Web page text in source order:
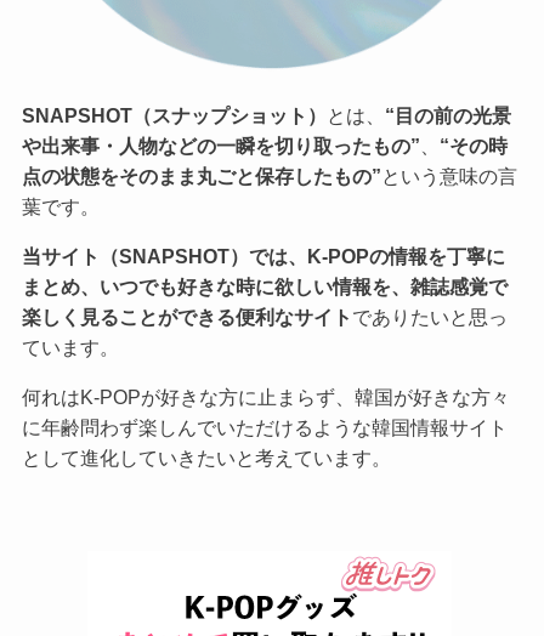
SNAPSHOT（スナップショット） とは、 “目の前の光景
や出来事・人物などの一瞬を切り取ったもの”
“その時
点の状態をそのまま丸ごと保存したもの”という意味の言
葉です。
当サイト（SNAPSHOT）では、K-POPの情報を丁寧に
まとめ、いつでも好きな時に欲しい情報を、雑誌感覚で
楽しく見ることができる便利なサイト でありたいと思っ
ています。
何れはK-POPが好きな方に止まらず、韓国が好きな方々
に年齢問わず楽しんでいただけるような韓国情報サイト
として進化していきたいと考えています。